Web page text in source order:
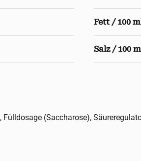
Fett / 100
Salz / 100
, Fülldosage (Saccharose),